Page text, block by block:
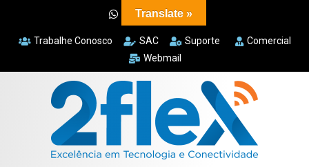
Trabalhe Conosco SAC Suporte
Comercial
Webmail
Translate »